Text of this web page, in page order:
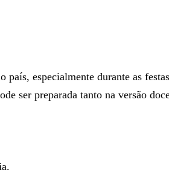
especialmente durante as
ser preparada tanto na versão